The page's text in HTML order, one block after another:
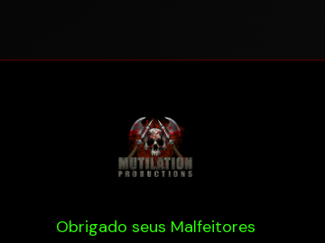
Obrigado seus Malfeitores